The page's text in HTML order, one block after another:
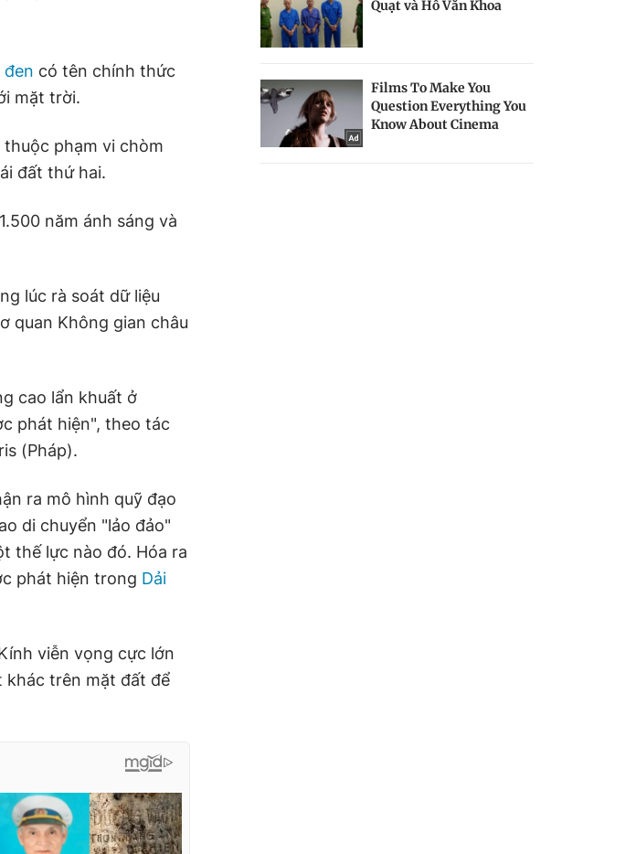
đen có tên chính thức
mặt trời.
thuộc phạm vi chòm
đất thứ hai.
năm ánh sáng và
lúc rà soát dữ liệu
quan Không gian châu
cao lẩn khuất ở
phát hiện", theo tác
(Pháp).
ra mô hình quỹ đạo
di chuyển "lảo đảo"
thế lực nào đó. Hóa ra
phát hiện trong Dải
viễn vọng cực lớn
khác trên mặt đất để